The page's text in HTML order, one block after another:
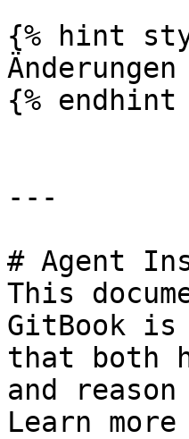
{% hint
{% endhint
---
# Agent
This
GitBook is
that both
and
Learn